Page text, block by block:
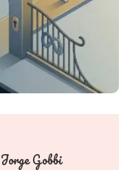
Jorge Gobbi